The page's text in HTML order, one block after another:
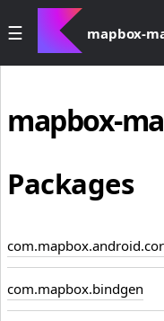
mapbox-
mapbox-
Packages
com.mapbox.bindgen